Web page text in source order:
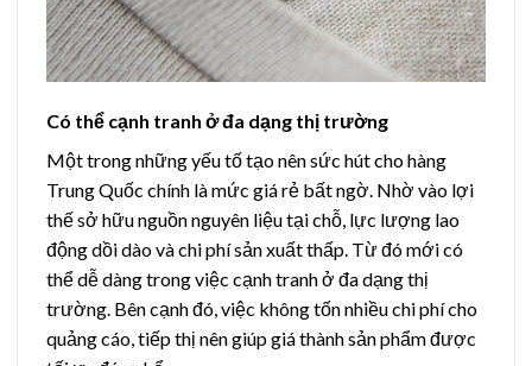
Có thể cạnh tranh ở đa dạng thị trường
Một trong những yếu tố tạo nên sức hút cho hàng
Trung Quốc chính là mức giá rẻ bất ngờ. Nhờ vào lợi
thế sở hữu nguồn nguyên liệu tại chỗ, lực lượng lao
động dồi dào và chi phí sản xuất thấp. Từ đó mới có
thể dễ dàng trong việc cạnh tranh ở đa dạng thị
trường. Bên cạnh đó, việc không tốn nhiều chi phí cho
quảng cáo, tiếp thị nên giúp giá thành sản phẩm được